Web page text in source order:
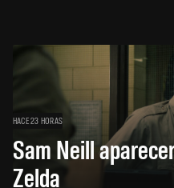
HACE 23 HORAS
Sam Neill
Zelda